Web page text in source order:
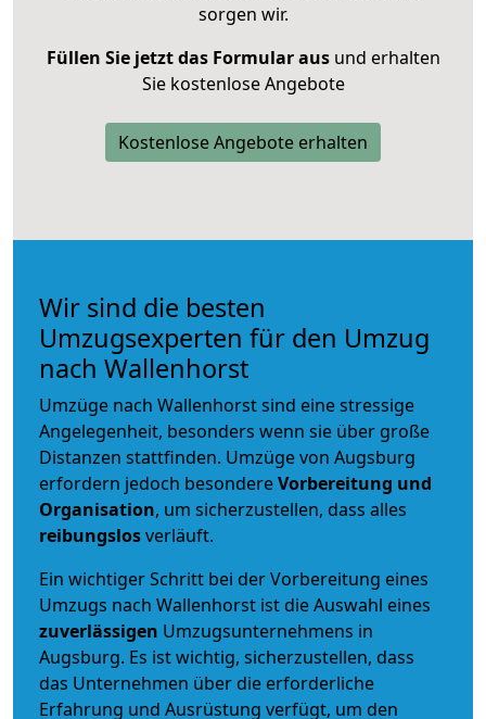
sorgen wir.
Füllen Sie jetzt das Formular ausund erhalten
Sie kostenlose Angebote
Kostenlose Angebote erhalten
Wir sind die besten
Umzugsexperten für den Umzug
nach Wallenhorst
Umzüge nach Wallenhorst sind eine stressige
Angelegenheit, besonders wenn sie über große
Distanzen stattfinden. Umzüge von Augsburg
erfordern jedoch besondereVorbereitung und
Organisation, um sicherzustellen, dass alles
reibungslosverläuft.
Ein wichtiger Schritt bei der Vorbereitung eines
Umzugs nach Wallenhorst ist die Auswahl eines
zuverlässigen Umzugsunternehmens in
Augsburg. Es ist wichtig, sicherzustellen, dass
das Unternehmen über die erforderliche
Erfahrung und Ausrüstung verfügt, um den